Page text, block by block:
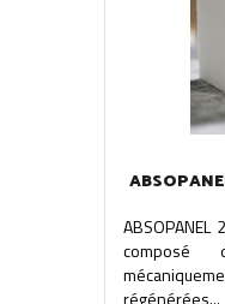
composé
régénérées...